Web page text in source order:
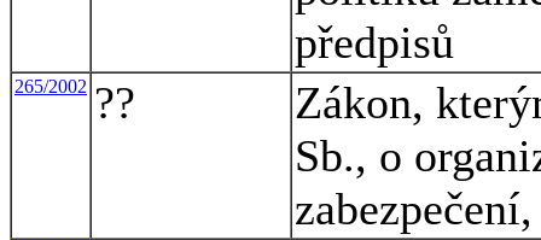
předpisů
265/2002 ??
Zákon,
Sb., o